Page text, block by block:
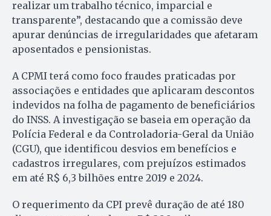
realizar um trabalho técnico, imparcial e
transparente”, destacando que a comissão deve
apurar denúncias de irregularidades que afetaram
aposentados e pensionistas.
A CPMI terá como foco fraudes praticadas por
associações e entidades que aplicaram descontos
indevidos na folha de pagamento de beneficiários
do INSS. A investigação se baseia em operação da
Polícia Federal e da Controladoria-Geral da União
(CGU), que identificou desvios em benefícios e
cadastros irregulares, com prejuízos estimados
em até R$ 6,3 bilhões entre 2019 e 2024.
O requerimento da CPI prevê duração de até 180